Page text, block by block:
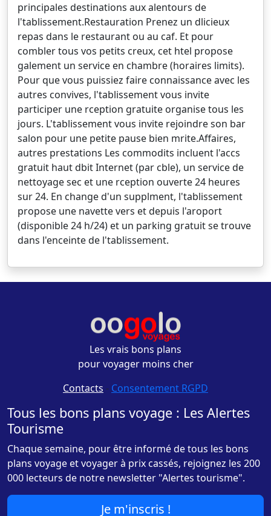
principales destinations aux alentours de
l'tablissement.Restauration Prenez un dlicieux
repas dans le restaurant ou au caf. Et pour
combler tous vos petits creux, cet htel propose
galement un service en chambre (horaires limits).
Pour que vous puissiez faire connaissance avec les
autres convives, l'tablissement vous invite
participer une rception gratuite organise tous les
jours. L'tablissement vous invite rejoindre son bar
salon pour une petite pause bien mrite.Affaires,
autres prestations Les commodits incluent l'accs
gratuit haut dbit Internet (par cble), un service de
nettoyage sec et une rception ouverte 24 heures
sur 24. En change d'un supplment, l'tablissement
propose une navette vers et depuis l'aroport
(disponible 24 h/24) et un parking gratuit se trouve
dans l'enceinte de l'tablissement.
Les vrais bons plans
pour voyager moins cher
Contacts - Consentement RGPD
Tous les bons plans voyage : Les Alertes
Tourisme
Chaque semaine, pour être informé de tous les bons
plans voyage et voyager à prix cassés, rejoignez les 200
000 lecteurs de notre newsletter "Alertes tourisme".
Je m'inscris !